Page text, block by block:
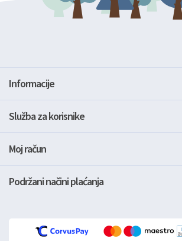
Informacije
Služba za korisnike
Moj račun
Podržani načini plaćanja